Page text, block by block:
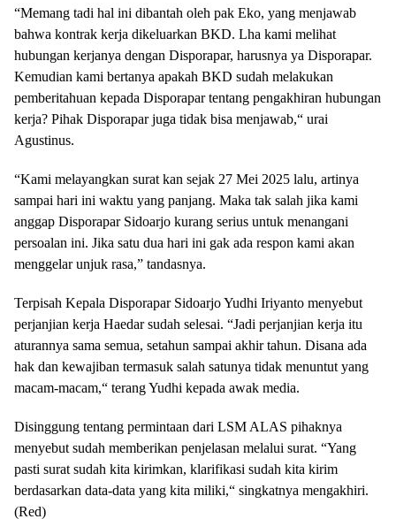
“Memang tadi hal ini dibantah oleh pak Eko, yang menjawab
bahwa kontrak kerja dikeluarkan BKD. Lha kami melihat
hubungan kerjanya dengan Disporapar, harusnya ya Disporapar.
Kemudian kami bertanya apakah BKD sudah melakukan
pemberitahuan kepada Disporapar tentang pengakhiran hubungan
kerja? Pihak Disporapar juga tidak bisa menjawab,“ urai
Agustinus.
“Kami melayangkan surat kan sejak 27 Mei 2025 lalu, artinya
sampai hari ini waktu yang panjang. Maka tak salah jika kami
anggap Disporapar Sidoarjo kurang serius untuk menangani
persoalan ini. Jika satu dua hari ini gak ada respon kami akan
menggelar unjuk rasa,” tandasnya.
Terpisah Kepala Disporapar Sidoarjo Yudhi Iriyanto menyebut
perjanjian kerja Haedar sudah selesai. “Jadi perjanjian kerja itu
aturannya sama semua, setahun sampai akhir tahun. Disana ada
hak dan kewajiban termasuk salah satunya tidak menuntut yang
macam-macam,“ terang Yudhi kepada awak media.
Disinggung tentang permintaan dari LSM ALAS pihaknya
menyebut sudah memberikan penjelasan melalui surat. “Yang
pasti surat sudah kita kirimkan, klarifikasi sudah kita kirim
berdasarkan data-data yang kita miliki,“ singkatnya mengakhiri.
(Red)